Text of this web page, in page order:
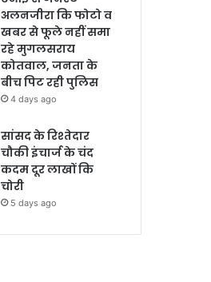
अलनजीरा कि फोटो व
खबर से फूले नहीं समा
रहे मुगलसराय
कोतवाल, जनता के
बीच पिट रही पुलिस
4 days ago
सांसद के रिश्तेदार
चौकी इंचार्ज के चंद
कदम दूर लाखों कि
चोरी
5 days ago